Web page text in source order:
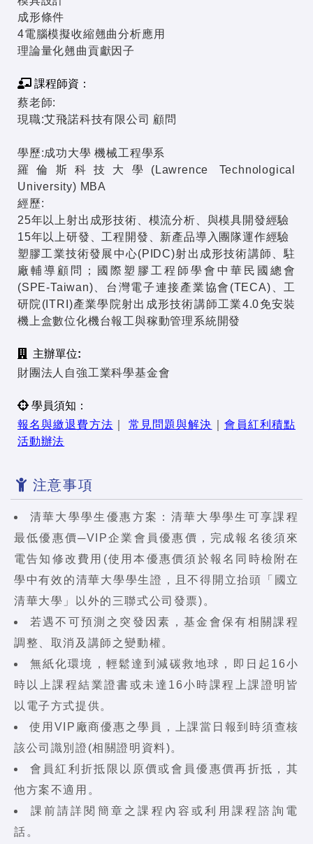
成形條件
4電腦模擬收縮翹曲分析應用
理論量化翹曲貢獻因子
課程師資：
蔡老師:
現職:艾飛諾科技有限公司 顧問
學歷:成功大學 機械工程學系
羅倫斯科技大學(Lawrence Technological
University) MBA
經歷:
25年以上射出成形技術、模流分析、與模具開發經驗
15年以上研發、工程開發、新產品導入團隊運作經驗
塑膠工業技術發展中心(PIDC)射出成形技術講師、駐
廠輔導顧問；國際塑膠工程師學會中華民國總會
(SPE-Taiwan)、台灣電子連接產業協會(TECA)、工
研院(ITRI)產業學院射出成形技術講師工業4.0免安裝
機上盒數位化機台報工與稼動管理系統開發
主辦單位:
財團法人自強工業科學基金會
學員須知：
報名與繳退費方法
常見問題與解決
會員紅利積點
活動辦法
注意事項
清華大學學生優惠方案：清華大學學生可享課程
最低優惠價─VIP企業會員優惠價，完成報名後須來
電告知修改費用(使用本優惠價須於報名同時檢附在
學中有效的清華大學學生證，且不得開立抬頭「國立
清華大學」以外的三聯式公司發票)。
若遇不可預測之突發因素，基金會保有相關課程
調整、取消及講師之變動權。
無紙化環境，輕鬆達到減碳救地球，即日起16小
時以上課程結業證書或未達16小時課程上課證明皆
以電子方式提供。
使用VIP廠商優惠之學員，上課當日報到時須查核
該公司識別證(相關證明資料)。
會員紅利折抵限以原價或會員優惠價再折抵，其
他方案不適用。
課前請詳閱簡章之課程內容或利用課程諮詢電
話。